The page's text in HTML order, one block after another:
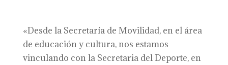
«Desde la Secretaría de Movilidad, en el área
de educación y cultura, nos estamos
vinculando con la Secretaria del Deporte, en